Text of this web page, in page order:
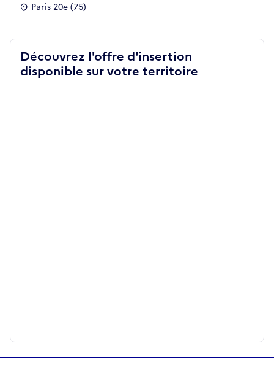
Paris 20e (75)
Découvrez l'offre d'insertion
disponible sur votre territoire